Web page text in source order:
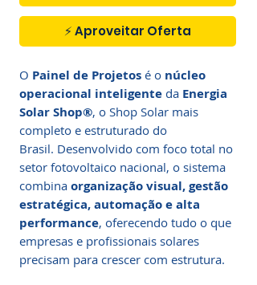
⚡ Aproveitar Oferta
O Painel de Projetos é o núcleo
operacional inteligente da Energia
Solar Shop®, o Shop Solar mais
completo e estruturado do
Brasil. Desenvolvido com foco total no
setor fotovoltaico nacional, o sistema
combina organização visual, gestão
estratégica, automação e alta
performance, oferecendo tudo o que
empresas e profissionais solares
precisam para crescer com estrutura.